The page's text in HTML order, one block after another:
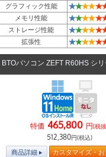
グラフィック性能 ★★★★★
メモリ性能 ★★★★★
ストレージ性能 ★★★★★
拡張性 ★★★★★
BTOパソコン ZEFT R60HS シ
特価 465,800 円(税
512,380円(税込)
商品詳細 カスタマイズ・